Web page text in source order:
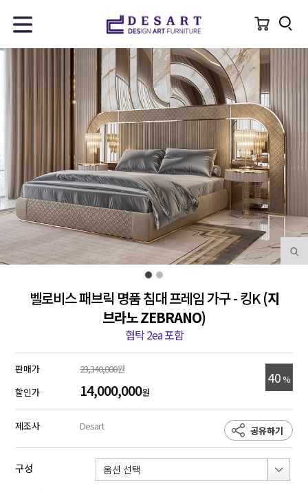
벨로비스 패브릭 명품 침대 프레임 가구 - 킹K(지
브라노 ZEBRANO)
협탁 2ea 포함
40 %
판매가 23,340,000원
할인가
14,000,000원
공유하기
제조사 Desart
구성